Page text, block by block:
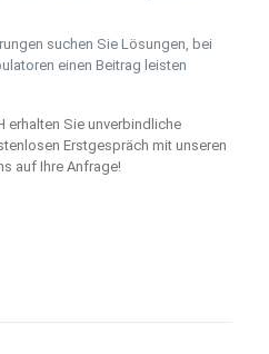
suchen Sie Lösungen, bei
einen Beitrag leisten
erhalten Sie unverbindliche
Erstgespräch mit unseren
auf Ihre Anfrage!